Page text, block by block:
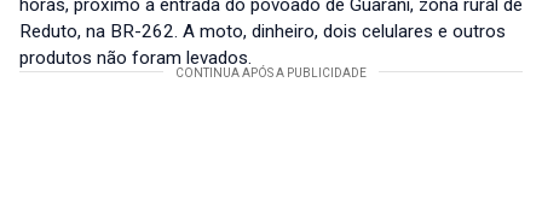
horas, próximo à entrada do povoado de Guarani, zona rural de
Reduto, na BR-262. A moto, dinheiro, dois celulares e outros
produtos não foram levados.